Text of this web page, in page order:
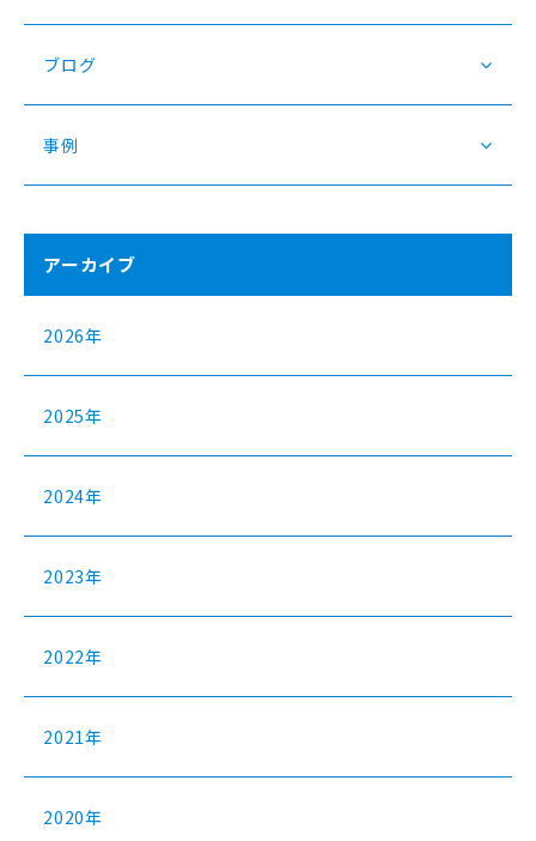
ブログ
事例
アーカイブ
2026年
2025年
2024年
2023年
2022年
2021年
2020年